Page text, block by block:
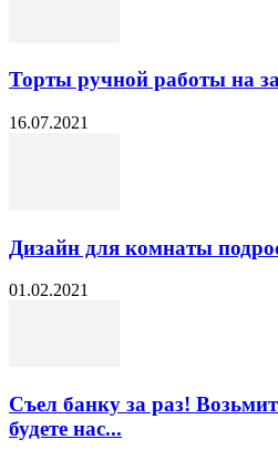
Торты ручной работы на
16.07.2021
Дизайн для комнаты
01.02.2021
Съел банку за раз!
будете нас...